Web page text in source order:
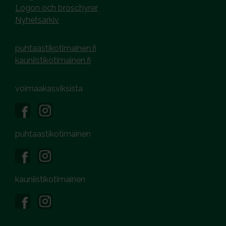
Logon och broschyrer
Nyhetsarkiv
puhtaastikotimainen.fi
kauniistikotimainen.fi
voimaakasviksista
puhtaastikotimainen
kauniistikotimainen